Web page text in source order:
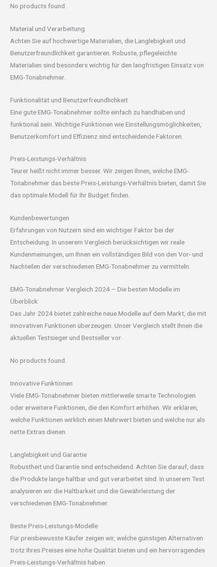
No products found.
Material und Verarbeitung
Achten Sie auf hochwertige Materialien, die Langlebigkeit und
Benutzerfreundlichkeit garantieren. Robuste, pflegeleichte
Materialien sind besonders wichtig für den langfristigen Einsatz von
EMG-Tonabnehmer.
Funktionalität und Benutzerfreundlichkeit
Eine gute EMG-Tonabnehmer sollte einfach zu handhaben und
funktional sein. Wichtige Funktionen wie Einstellungsmöglichkeiten,
Benutzerkomfort und Effizienz sind entscheidende Faktoren.
Preis-Leistungs-Verhältnis
Teurer heißt nicht immer besser. Wir zeigen Ihnen, welche EMG-
Tonabnehmer das beste Preis-Leistungs-Verhältnis bieten, damit Sie
das optimale Modell für Ihr Budget finden.
Kundenbewertungen
Erfahrungen von Nutzern sind ein wichtiger Faktor bei der
Entscheidung. In unserem Vergleich berücksichtigen wir reale
Kundenmeinungen, um Ihnen ein vollständiges Bild von den Vor- und
Nachteilen der verschiedenen EMG-Tonabnehmer zu vermitteln.
EMG-Tonabnehmer Vergleich 2024 – Die besten Modelle im
Überblick
Das Jahr 2024 bietet zahlreiche neue Modelle auf dem Markt, die mit
innovativen Funktionen überzeugen. Unser Vergleich stellt Ihnen die
aktuellen Testsieger und Bestseller vor.
No products found.
Innovative Funktionen
Viele EMG-Tonabnehmer bieten mittlerweile smarte Technologien
oder erweitere Funktionen, die den Komfort erhöhen. Wir erklären,
welche Funktionen wirklich einen Mehrwert bieten und welche nur als
nette Extras dienen.
Langlebigkeit und Garantie
Robustheit und Garantie sind entscheidend. Achten Sie darauf, dass
die Produkte lange haltbar und gut verarbeitet sind. In unserem Test
analysieren wir die Haltbarkeit und die Gewährleistung der
verschiedenen EMG-Tonabnehmer.
Beste Preis-Leistungs-Modelle
Für preisbewusste Käufer zeigen wir, welche günstigen Alternativen
trotz ihres Preises eine hohe Qualität bieten und ein hervorragendes
Preis-Leistungs-Verhältnis haben.